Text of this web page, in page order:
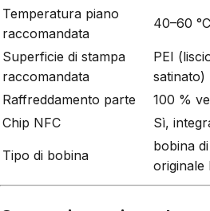
Temperatura piano
raccomandata
40–60 °C
Superficie di stampa
raccomandata
PEI
satinato)
Raffreddamento parte
100 %
Chip NFC
Sì,
Tipo di bobina
bobina
originale